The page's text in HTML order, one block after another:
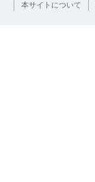
本サイトについて